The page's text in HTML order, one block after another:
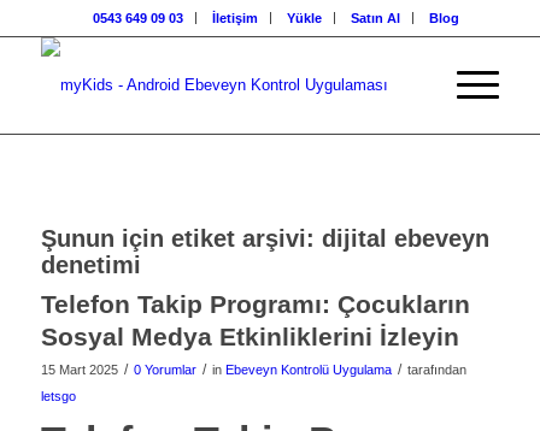
0543 649 09 03 İletişim Yükle Satın Al Blog
Şunun için etiket arşivi: dijital ebeveyn
denetimi
Telefon Takip Programı: Çocukların
Sosyal Medya Etkinliklerini İzleyin
15 Mart 2025 / 0 Yorumlar / in Ebeveyn Kontrolü Uygulama / tarafından
letsgo